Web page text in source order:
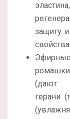
защиту
(дают
герани